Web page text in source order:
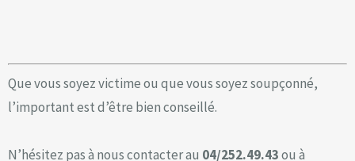
Que vous soyez victime ou que vous soyez soupçonné,
l’important est d’être bien conseillé.
N’hésitez pas à nous contacter au 04/252.49.43ou à